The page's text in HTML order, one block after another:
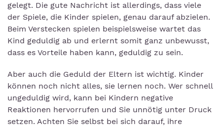
gelegt. Die gute Nachricht ist allerdings, dass viele
der Spiele, die Kinder spielen, genau darauf abzielen.
Beim Verstecken spielen beispielsweise wartet das
Kind geduldig ab und erlernt somit ganz unbewusst,
dass es Vorteile haben kann, geduldig zu sein.
Aber auch die Geduld der Eltern ist wichtig. Kinder
können noch nicht alles, sie lernen noch. Wer schnell
ungeduldig wird, kann bei Kindern negative
Reaktionen hervorrufen und Sie unnötig unter Druck
setzen. Achten Sie selbst bei sich darauf, ihre